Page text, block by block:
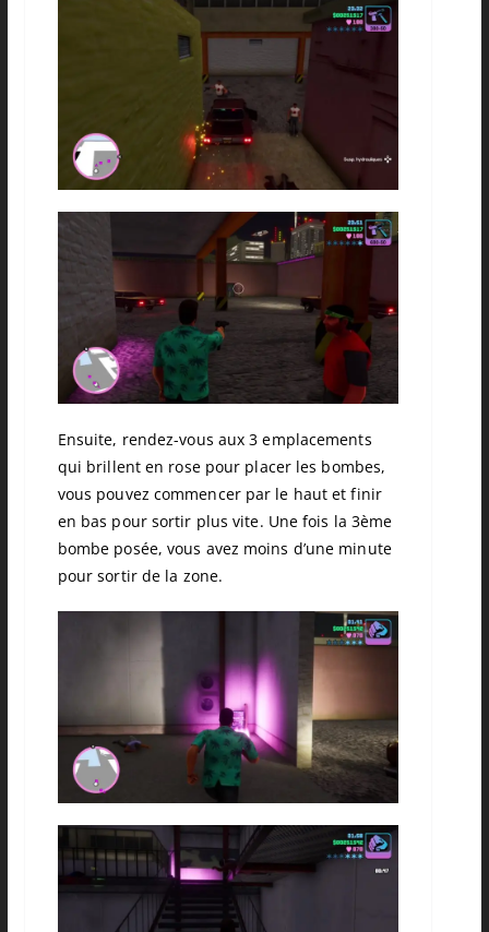
Ensuite, rendez-vous aux 3 emplacements
qui brillent en rose pour placer les bombes,
vous pouvez commencer par le haut et finir
en bas pour sortir plus vite. Une fois la 3ème
bombe posée, vous avez moins d’une minute
pour sortir de la zone.